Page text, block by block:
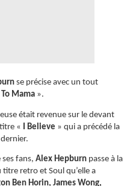
se précise avec un tout
To Mama ».
était revenue sur le devant
« I Believe » qui a précédé la
ses fans, Alex Hepburn passe à la
retro et Soul qu’elle a
Ben Horin, James Wong,